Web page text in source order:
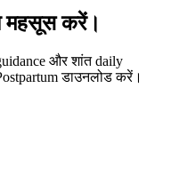
महसूस करें।
और शांत daily
डाउनलोड करें।